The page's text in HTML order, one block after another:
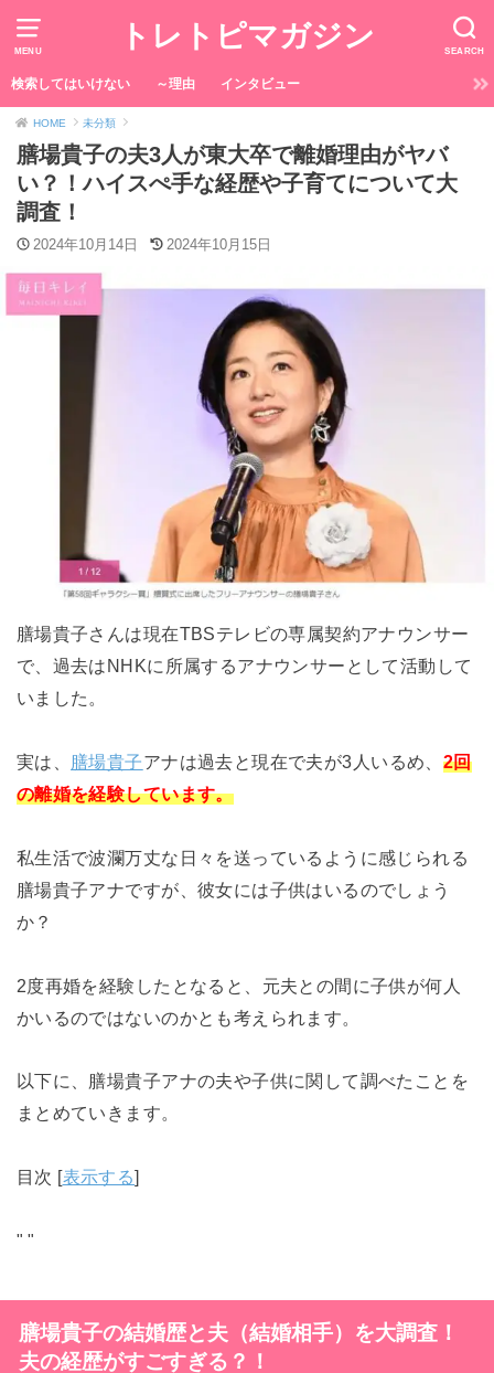
MENU SEARCH
トレトピマガジン
検索してはいけない ～理由 インタビュー
HOME 未分類
膳場貴子の夫3人が東大卒で離婚理由がヤバ
い？！ハイスぺ手な経歴や子育てについて大
調査！
2024年10月14日 2024年10月15日
膳場貴子さんは現在TBSテレビの専属契約アナウンサー
で、過去はNHKに所属するアナウンサーとして活動して
いました。
実は、 膳場貴子アナは過去と現在で夫が3人いるめ、 2回
の離婚を経験しています。
私生活で波瀾万丈な日々を送っているように感じられる
膳場貴子アナですが、彼女には子供はいるのでしょう
か？
2度再婚を経験したとなると、元夫との間に子供が何人
かいるのではないのかとも考えられます。
以下に、膳場貴子アナの夫や子供に関して調べたことを
まとめていきます。
目次 [表示する]
" "
膳場貴子の結婚歴と夫（結婚相手）を大調査！
夫の経歴がすごすぎる？！